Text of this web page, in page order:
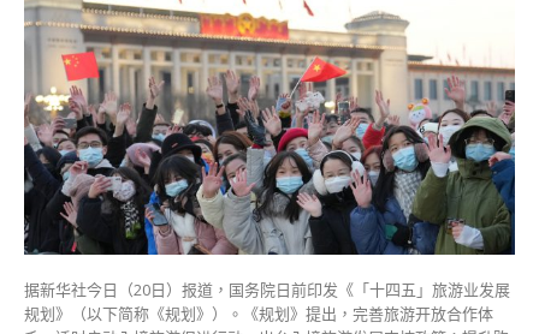
时
启
动
入
境
旅
游
促
进
动
持
香
据新华社今日（20日）报道，国务院日前印发《「十四五」旅游业发展
规划》（以下简称《规划》）。《规划》提出，完善旅游开放合作体